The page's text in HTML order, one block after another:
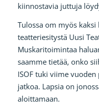
kiinnostavia juttuja
Tulossa om myös
teatteriesitystä Uusi
Muskaritoimintaa
saamme tietää, onko
ISOF tuki viime
jatkoa. Lapsia on
aloittamaan.